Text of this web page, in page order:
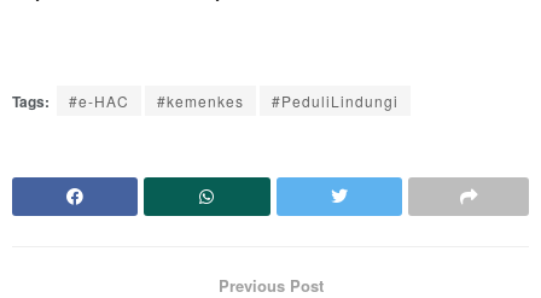
Tags: #e-HAC #kemenkes #PeduliLindungi
Previous Post